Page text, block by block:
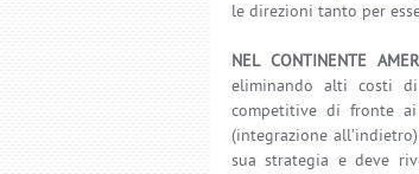
le direzioni tanto per
NEL CONTINENTE
eliminando alti costi di
competitive di fronte
(integrazione
sua strategia e deve